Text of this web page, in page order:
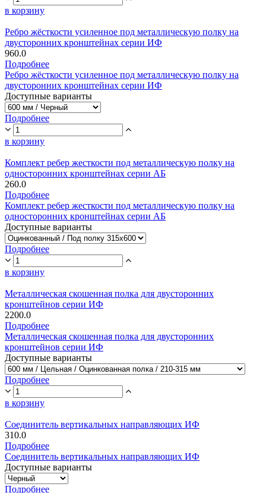
в корзину
Ребро жёсткости усиленное под металлическую полку на
двусторонних кронштейнах серии ИФ
960.0
Подробнее
Ребро жёсткости усиленное под металлическую полку на
двусторонних кронштейнах серии ИФ
Доступные варианты
Подробнее
в корзину
Комплект ребер жесткости под металлическую полку на
односторонних кронштейнах серии АБ
260.0
Подробнее
Комплект ребер жесткости под металлическую полку на
односторонних кронштейнах серии АБ
Доступные варианты
Подробнее
в корзину
Металлическая скошенная полка для двусторонних
кронштейнов серии ИФ
2200.0
Подробнее
Металлическая скошенная полка для двусторонних
кронштейнов серии ИФ
Доступные варианты
Подробнее
в корзину
Соединитель вертикальных направляющих ИФ
310.0
Подробнее
Соединитель вертикальных направляющих ИФ
Доступные варианты
Подробнее